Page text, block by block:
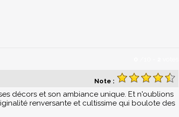
Note :
décors et son ambiance unique. Et n'oublions
renversante et cultissime qui boulote des